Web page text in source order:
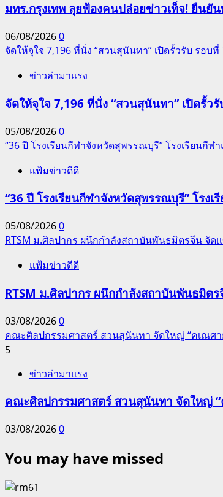
มทร.กรุงเทพ ลุยฟ้องคนปล่อยข่าวเท็จ! ยืน
06/08/20260
จัดให้จุใจ 7,196 ที่นั่ง “สวนสุนันทา” เปิดรั้วรับ รอบ
ข่าวล่ามาแรง
จัดให้จุใจ 7,196 ที่นั่ง “สวนสุนันทา” เปิดรั้
05/08/20260
“36 ปี โรงเรียนกีฬาจังหวัดสุพรรณบุรี” โรงเรียน
แฟ้มข่าวดีดี
“36 ปี โรงเรียนกีฬาจังหวัดสุพรรณบุรี” โร
05/08/20260
RTSM ม.ศิลปากร ผนึกกำลังสถาบันพันธมิตรจีน จัด
แฟ้มข่าวดีดี
RTSM ม.ศิลปากร ผนึกกำลังสถาบันพันธมิต
03/08/20260
คณะศิลปกรรมศาสตร์ สวนสุนันทา จัดใหญ่ “คเณศา
5
ข่าวล่ามาแรง
คณะศิลปกรรมศาสตร์ สวนสุนันทา จัดใหญ่ “
03/08/20260
You may have missed